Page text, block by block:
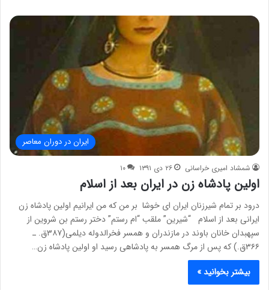
ایران در دوران معاصر
شمشاد امیری خراسانی ۲۶ دی ۱۳۹۱ ۱۰
اولین پادشاه زن در ایران بعد از اسلام
درود بر تمام شیرزنان ایران ای خوشا بر من که من ایرانیم اولین پادشاه زن
ایرانی بعد از اسلام “شیرین” ملقب “ام رستم” دختر رستم بن شروین از
سپهبدان خانان باوند در مازندران و همسر فخرالدوله دیلمی(۳۸۷ق. ـ
۳۶۶ق.) که پس از مرگ همسر به پادشاهی رسید او اولین پادشاه زن…
بیشتر بخوانید »